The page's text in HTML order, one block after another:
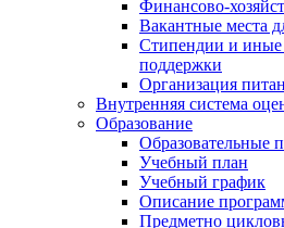
Финансово-
Вакантные места
Стипендии и иные
поддержки
Организация
Внутренняя система
Образование
Образовательные
Учебный план
Учебный график
Описание
Предметно